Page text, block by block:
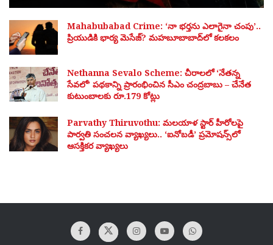
Mahabubabad Crime: ‘నా భర్తను ఎలాగైనా చంపు’..
ప్రియుడికి భార్య మెసేజ్? మహబూబాబాద్‌లో కలకలం
Nethanna Sevalo Scheme: చీరాలలో ‘నేతన్న
సేవలో’ పథకాన్ని ప్రారంభించిన సీఎం చంద్రబాబు – చేనేత
కుటుంబాలకు రూ.179 కోట్లు
Parvathy Thiruvothu: మలయాళ స్టార్ హీరోలపై
పార్వతి సంచలన వ్యాఖ్యలు.. ‘ఐనోబడీ’ ప్రమోషన్స్‌లో
ఆసక్తికర వ్యాఖ్యలు